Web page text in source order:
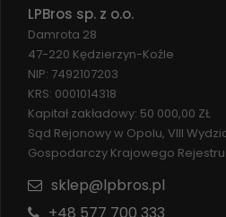
LPBros sp. z o.o.
Damrota 28
47-220 Kędzierzyn-Koźle
NIP: 7492107203
KRS: 0001014318
Kapitał zakładowy: 50 000,00 ZŁ
Sąd Rejonowy w Opolu, VIII
Gospodarczy Krajowego
sklep@lpbros.pl
+48 577 700 333